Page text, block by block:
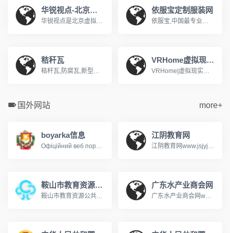
华锐视点-北京虚拟现实内容提供商
华锐视点是北京虚拟现实内容提供商！主营业务是为政府单位和民营企业提供专业的虚拟现实解决方案，包括：智慧城市综合解决方案、商业地产虚拟仿真系统、展览展示、城市规划、数字沙盘、城市应用、三维动画、工业流程模拟、Ipad售楼系统、景区三维展示、工业控制、网络三维展馆、三维培训课件、水利电力GIS系统等 。www.vrnew.com
依服宝定制服装网
依服宝,中国最专业的服装定制网站,公司专注于企业团体服装定制、服装定做,服装定制厂家依服宝,能够提供服装定做一站式服务,依服宝服装定制咨询热线400-180-6688!www.efubao.com
秸秆瓦
秸秆瓦,防腐瓦,新型屋面瓦生产厂家,电话:13965951661,传树建材,10年新型屋面瓦研发,生产经验,秸秆瓦,防腐瓦是传统屋面瓦升级换代的新型屋面瓦.公司热线：400-887-1528
VRHome虚拟现实家装网
VRHome|虚拟现实家装,是一款国内超真实的虚拟现实家装平台,为用户免费提供超真实360度沉浸式虚拟家装方案体验。vrjiazhuang.com
国外网站 more+
boyarka信息
Офіційний веб портал Боярської міської ради
江阴教育网
江阴教育网www.jsjyjy.net江阴市招生考试信息查询系统http://221.228.70.49:8050/user/index.jsp
鞍山市教育资源公共服务平台
鞍山市教育资源公共服务平台www.aseduzy.com鞍山市教育资源公共服务平台是专门服务于鞍山市教育资源公共服务平台教育信息化的网站,网站向教师、学生、家长提供个人空间服务。主要提供集体备课、评课议课,课题研究,在线训练、在线题库,在线作业等教研、教学应用,在教育信息化服务行业中处于领先地位。
广东水产业商会网
广东水产业商会网www.gdapbf.com